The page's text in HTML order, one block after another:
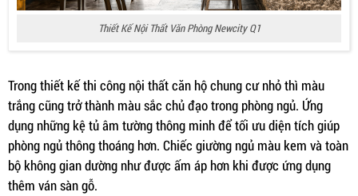
Thiết Kế Nội Thất Văn Phòng Newcity Q1
Trong thiết kế thi công nội thất căn hộ chung cư nhỏ thì màu
trắng cũng trở thành màu sắc chủ đạo trong phòng ngủ. Ứng
dụng những kệ tủ âm tường thông minh để tối ưu diện tích giúp
phòng ngủ thông thoáng hơn. Chiếc giường ngủ màu kem và toàn
bộ không gian dường như được ấm áp hơn khi được ứng dụng
thêm ván sàn gỗ.